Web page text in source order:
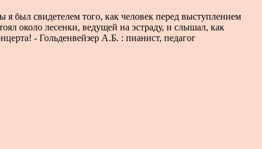
был свидетелем того, как человек перед выступлением
около лесенки, ведущей на эстраду, и слышал, как
- Гольденвейзер А.Б. : пианист, педагог